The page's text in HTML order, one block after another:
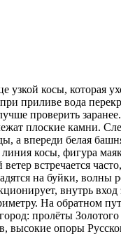
узкой косы, которая
приливе вода
проверить
плоские камни.
а впереди белая
косы, фигура
встречается
на буйки, волны
внутрь вход
На обратном
пролёты
высокие опоры